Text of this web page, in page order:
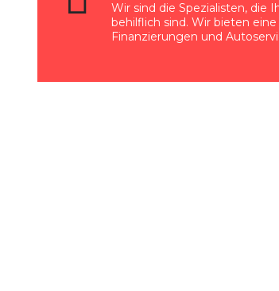
Wir sind die Spezialisten, die
behilflich sind. Wir bieten
Finanzierungen und